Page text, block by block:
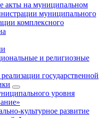
акты на муниципальном
муниципального
комплексного
и религиозные
государственной
уровня
культурное развитие